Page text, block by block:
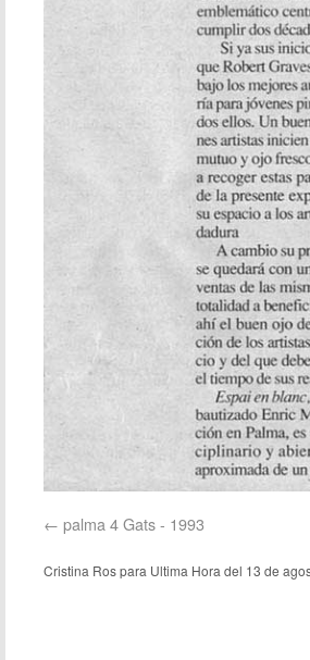
palma 4 Gats - 1993
Cristina Ros para Ultima Hora del 13 de